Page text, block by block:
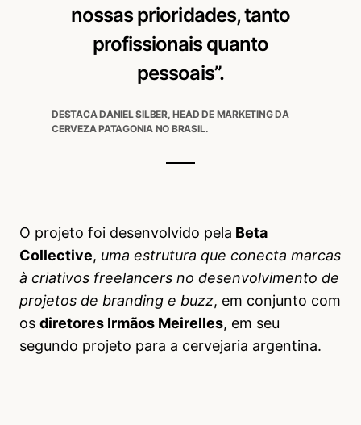
nossas prioridades, tanto
profissionais quanto
pessoais”.
DESTACA DANIEL SILBER, HEAD DE MARKETING DA
CERVEZA PATAGONIA NO BRASIL.
O projeto foi desenvolvido pela Beta
Collective, uma estrutura que conecta marcas
à criativos freelancers no desenvolvimento de
projetos de branding e buzz, em conjunto com
os diretores Irmãos Meirelles, em seu
segundo projeto para a cervejaria argentina.